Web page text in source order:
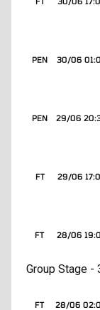
30/06
PEN
29/06
PEN
29/06
FT
28/06
FT
Group Stage -
28/06
FT